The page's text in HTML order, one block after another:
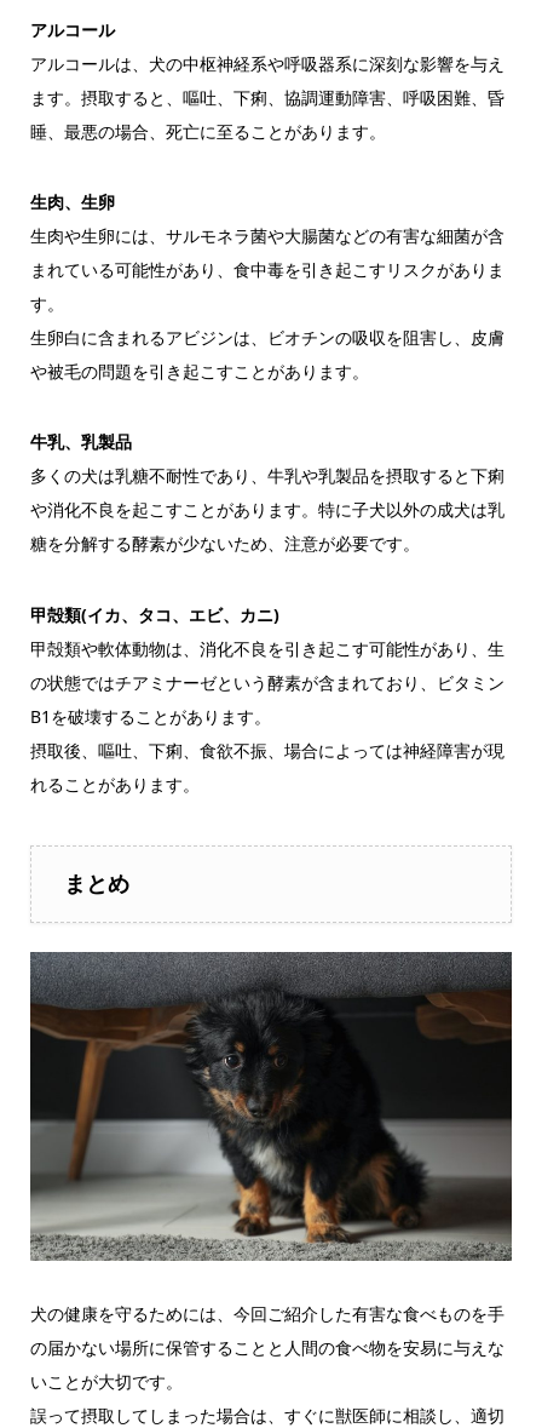
アルコール
アルコールは、犬の中枢神経系や呼吸器系に深刻な影響を与え
ます。摂取すると、嘔吐、下痢、協調運動障害、呼吸困難、昏
睡、最悪の場合、死亡に至ることがあります。
生肉、生卵
生肉や生卵には、サルモネラ菌や大腸菌などの有害な細菌が含
まれている可能性があり、食中毒を引き起こすリスクがありま
す。
生卵白に含まれるアビジンは、ビオチンの吸収を阻害し、皮膚
や被毛の問題を引き起こすことがあります。
牛乳、乳製品
多くの犬は乳糖不耐性であり、牛乳や乳製品を摂取すると下痢
や消化不良を起こすことがあります。特に子犬以外の成犬は乳
糖を分解する酵素が少ないため、注意が必要です。
甲殻類(イカ、タコ、エビ、カニ)
甲殻類や軟体動物は、消化不良を引き起こす可能性があり、生
の状態ではチアミナーゼという酵素が含まれており、ビタミン
B1を破壊することがあります。
摂取後、嘔吐、下痢、食欲不振、場合によっては神経障害が現
れることがあります。
まとめ
犬の健康を守るためには、今回ご紹介した有害な食べものを手
の届かない場所に保管することと人間の食べ物を安易に与えな
いことが大切です。
誤って摂取してしまった場合は、すぐに獣医師に相談し、適切